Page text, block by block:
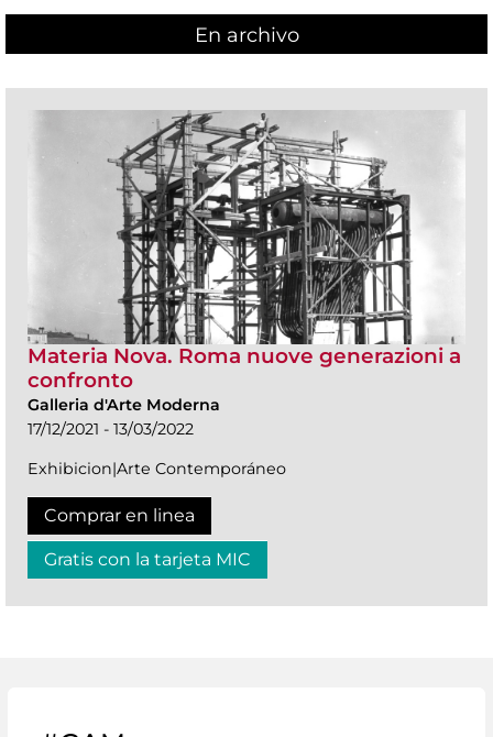
En archivo
Materia Nova. Roma nuove generazioni a
confronto
Galleria d'Arte Moderna
17/12/2021 - 13/03/2022
Exhibicion|Arte Contemporáneo
Comprar en linea
Gratis con la tarjeta MIC